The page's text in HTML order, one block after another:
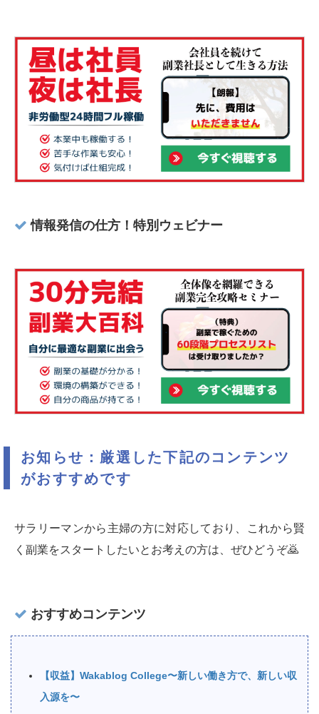
情報発信の仕方！特別ウェビナー
お知らせ：厳選した下記のコンテンツ
がおすすめです
サラリーマンから主婦の方に対応しており、これから賢
く副業をスタートしたいとお考えの方は、ぜひどうぞ🙇‍
おすすめコンテンツ
【収益】Wakablog College〜新しい働き方で、新しい収
入源を〜